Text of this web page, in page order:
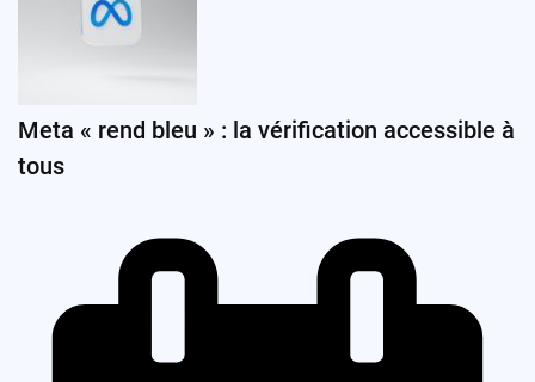
Meta « rend bleu » : la vérification accessible à
tous